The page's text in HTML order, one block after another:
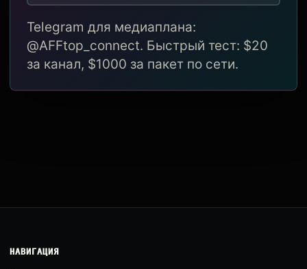
Telegram для медиаплана:
@AFFtop_connect. Быстрый тест: $20
за канал, $1000 за пакет по сети.
НАВИГАЦИЯ